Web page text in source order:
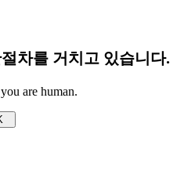
차를 거치고 있습니다.
are human.